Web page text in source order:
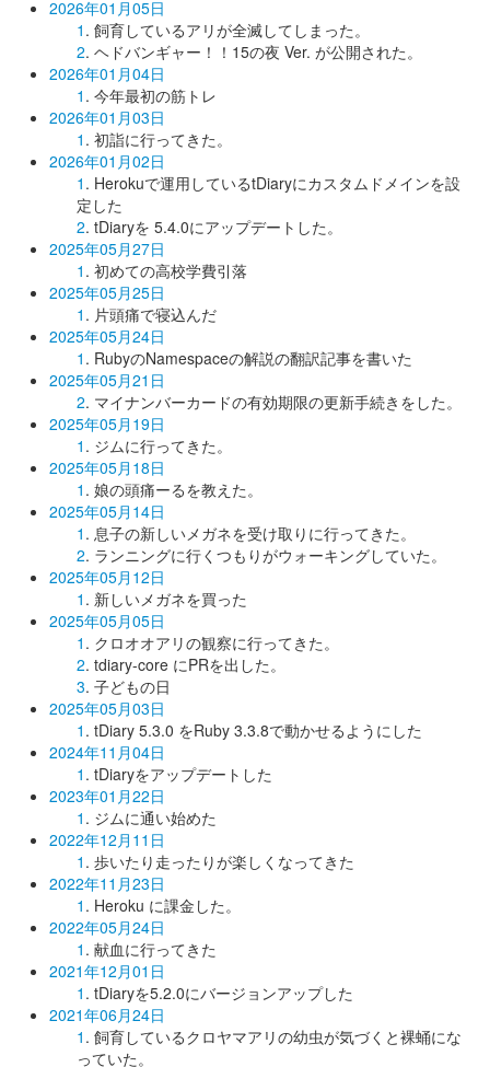
2026年01月05日
1 . 飼育しているアリが全滅してしまった。
2. ヘドバンギャー！！15の夜 Ver. が公開された。
2026年01月04日
1 . 今年最初の筋トレ
2026年01月03日
1 . 初詣に行ってきた。
2026年01月02日
1 . Herokuで運用しているtDiaryにカスタムドメインを設
定した
2. tDiaryを 5.4.0にアップデートした。
2025年05月27日
1 . 初めての高校学費引落
2025年05月25日
1 . 片頭痛で寝込んだ
2025年05月24日
1 . RubyのNamespaceの解説の翻訳記事を書いた
2025年05月21日
2. マイナンバーカードの有効期限の更新手続きをした。
2025年05月19日
1 . ジムに行ってきた。
2025年05月18日
1 . 娘の頭痛ーるを教えた。
2025年05月14日
1 . 息子の新しいメガネを受け取りに行ってきた。
2. ランニングに行くつもりがウォーキングしていた。
2025年05月12日
1 . 新しいメガネを買った
2025年05月05日
1 . クロオオアリの観察に行ってきた。
2. tdiary-core にPRを出した。
3. 子どもの日
2025年05月03日
1 . tDiary 5.3.0 をRuby 3.3.8で動かせるようにした
2024年11月04日
1 . tDiaryをアップデートした
2023年01月22日
1 . ジムに通い始めた
2022年12月11日
1 . 歩いたり走ったりが楽しくなってきた
2022年11月23日
1 . Heroku に課金した。
2022年05月24日
1 . 献血に行ってきた
2021年12月01日
1 . tDiaryを5.2.0にバージョンアップした
2021年06月24日
1 . 飼育しているクロヤマアリの幼虫が気づくと裸蛹にな
っていた。